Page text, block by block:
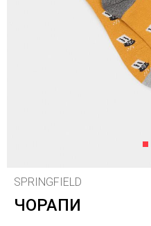
1
SPRINGFIELD
ЧОРАПИ